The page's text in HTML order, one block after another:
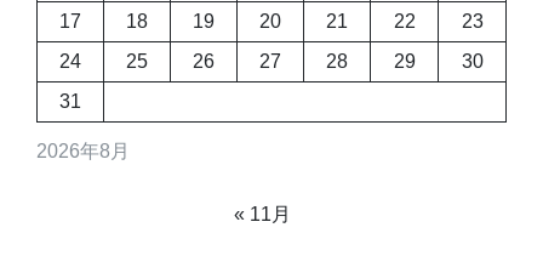
2026年8月
17
18 19 20 21 22
23
24
25 26 27 28 29
30
31
« 11月